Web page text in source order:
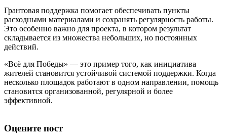
Грантовая поддержка помогает обеспечивать пункты
расходными материалами и сохранять регулярность работы.
Это особенно важно для проекта, в котором результат
складывается из множества небольших, но постоянных
действий.
«Всё для Победы» — это пример того, как инициатива
жителей становится устойчивой системой поддержки. Когда
несколько площадок работают в одном направлении, помощь
становится организованной, регулярной и более
эффективной.
Оцените пост